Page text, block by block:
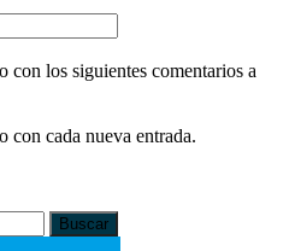
con los siguientes comentarios a
con cada nueva entrada.